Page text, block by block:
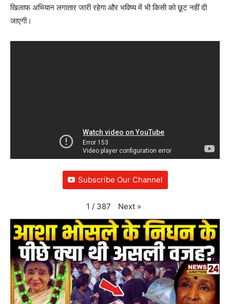
खिलाफ अभियान लगातार जारी रहेगा और भविष्य में भी किसी को छूट नहीं दी
जाएगी।
Subscribe Our Channel
1 / 387 Next »